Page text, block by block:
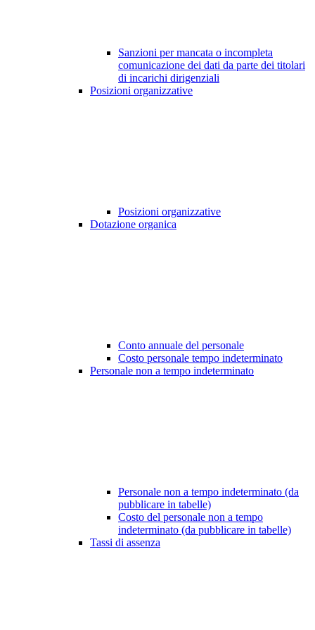
Sanzioni per mancata o incompleta
comunicazione dei dati da parte dei titolari
di incarichi dirigenziali
Posizioni organizzative
Posizioni organizzative
Dotazione organica
Conto annuale del personale
Costo personale tempo indeterminato
Personale non a tempo indeterminato
Personale non a tempo indeterminato (da
pubblicare in tabelle)
Costo del personale non a tempo
indeterminato (da pubblicare in tabelle)
Tassi di assenza